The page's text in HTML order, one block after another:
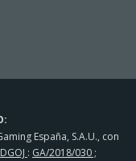
España, S.A.U., con
DGOJ : GA/2018/030 ;